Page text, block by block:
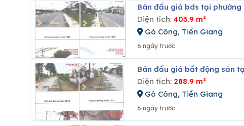
Bán đấu giá bds tại
Diện tích: 403.9 m²
Gò Công, Tiền Giang
6 ngày trước
Bán đấu giá bất động sản
Diện tích: 288.9 m²
Gò Công, Tiền Giang
6 ngày trước